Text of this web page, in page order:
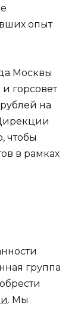
опыт
Москвы
горсовет
на
чтобы
в рамках
группа
. Мы